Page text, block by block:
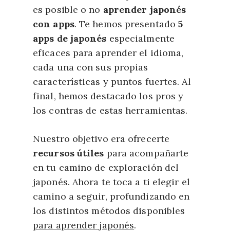
es posible o no aprender japonés
con apps. Te hemos presentado5
apps de japonés especialmente
eficaces para aprender el idioma,
cada una con sus propias
características y puntos fuertes. Al
final, hemos destacado los pros y
los contras de estas herramientas.
Nuestro objetivo era ofrecerte
recursos útiles para acompañarte
en tu camino de exploración del
japonés. Ahora te toca a ti elegir el
camino a seguir, profundizando en
los distintos métodos disponibles
para aprender japonés.